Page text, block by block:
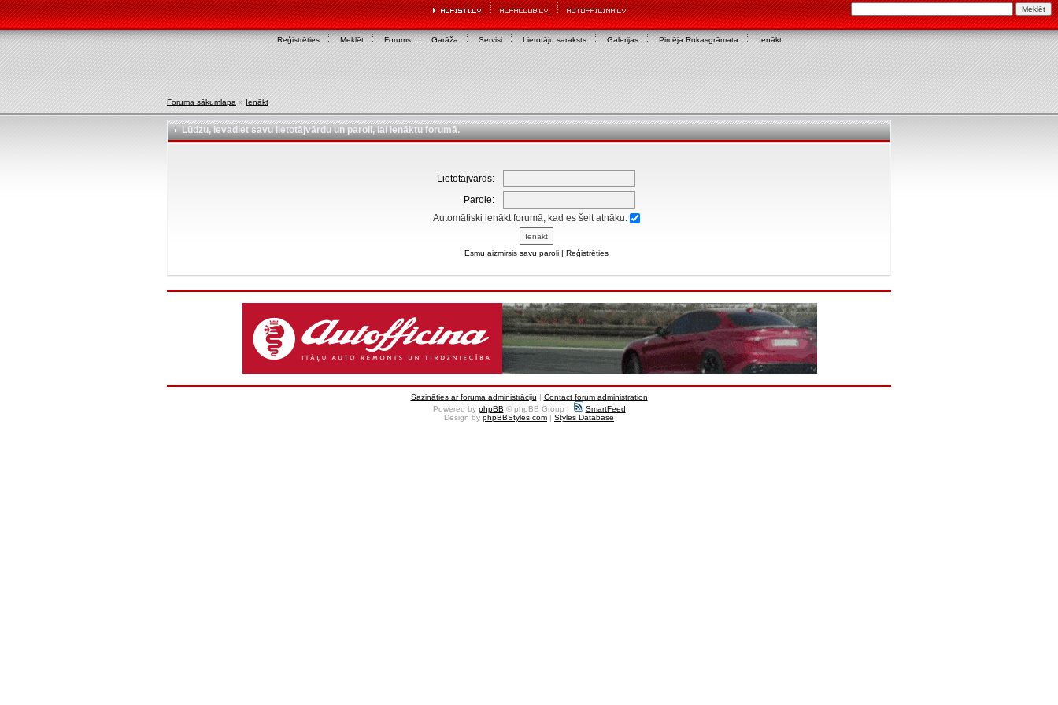
Reģistrēties Meklēt Forums Garāža Servisi Lietotāju saraksts Galerijas Pircēja Rokasgrāmata Ienākt
Foruma sākumlapa » Ienākt
Lūdzu, ievadiet savu lietotājvārdu un paroli, lai ienāktu forumā.
Lietotājvārds:
Parole:
Automātiski ienākt forumā, kad es šeit atnāku:
Esmu aizmirsis savu paroli | Reģistrēties
Sazināties ar foruma administrāciju | Contact forum administration
Powered by phpBB © phpBB Group |
SmartFeed
Design by phpBBStyles.com | Styles Database